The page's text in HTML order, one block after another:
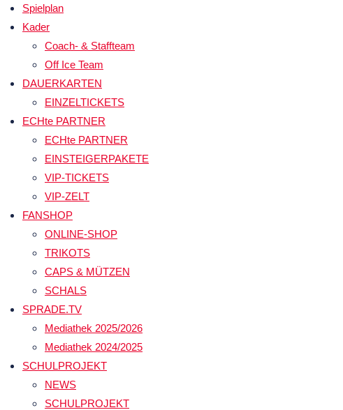
Spielplan
Kader
Coach- & Staffteam
Off Ice Team
DAUERKARTEN
EINZELTICKETS
ECHte PARTNER
ECHte PARTNER
EINSTEIGERPAKETE
VIP-TICKETS
VIP-ZELT
FANSHOP
ONLINE-SHOP
TRIKOTS
CAPS & MÜTZEN
SCHALS
SPRADE.TV
Mediathek 2025/2026
Mediathek 2024/2025
SCHULPROJEKT
NEWS
SCHULPROJEKT